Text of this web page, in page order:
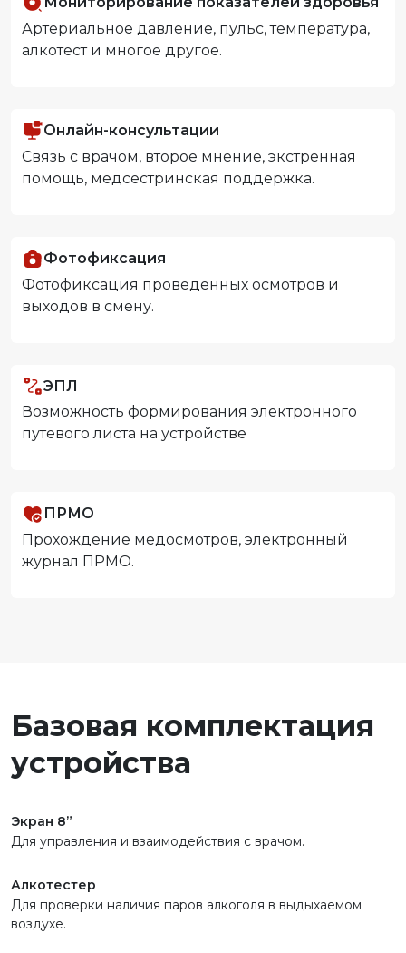
Артериальное давление, пульс, температура,
алкотест и многое другое.
Онлайн-консультации
Связь с врачом, второе мнение, экстренная
помощь, медсестринская поддержка.
Фотофиксация
Фотофиксация проведенных осмотров и
выходов в смену.
ЭПЛ
Возможность формирования электронного
путевого листа на устройстве
ПРМО
Прохождение медосмотров, электронный
журнал ПРМО.
Базовая комплектация
устройства
Экран 8”
Для управления и взаимодействия с врачом.
Алкотестер
Для проверки наличия паров алкоголя в выдыхаемом
воздухе.